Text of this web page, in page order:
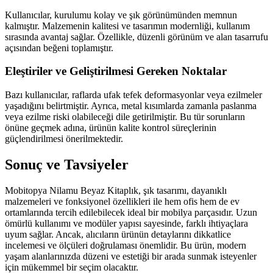
Kullanıcılar, kurulumu kolay ve şık görünümünden memnun
kalmıştır. Malzemenin kalitesi ve tasarımın modernliği, kullanım
sırasında avantaj sağlar. Özellikle, düzenli görünüm ve alan tasarrufu
açısından beğeni toplamıştır.
Eleştiriler ve Geliştirilmesi Gereken Noktalar
Bazı kullanıcılar, raflarda ufak tefek deformasyonlar veya ezilmeler
yaşadığını belirtmiştir. Ayrıca, metal kısımlarda zamanla paslanma
veya ezilme riski olabileceği dile getirilmiştir. Bu tür sorunların
önüne geçmek adına, ürünün kalite kontrol süreçlerinin
güçlendirilmesi önerilmektedir.
Sonuç ve Tavsiyeler
Mobitopya Nilamu Beyaz Kitaplık, şık tasarımı, dayanıklı
malzemeleri ve fonksiyonel özellikleri ile hem ofis hem de ev
ortamlarında tercih edilebilecek ideal bir mobilya parçasıdır. Uzun
ömürlü kullanımı ve modüler yapısı sayesinde, farklı ihtiyaçlara
uyum sağlar. Ancak, alıcıların ürünün detaylarını dikkatlice
incelemesi ve ölçüleri doğrulaması önemlidir. Bu ürün, modern
yaşam alanlarınızda düzeni ve estetiği bir arada sunmak isteyenler
için mükemmel bir seçim olacaktır.